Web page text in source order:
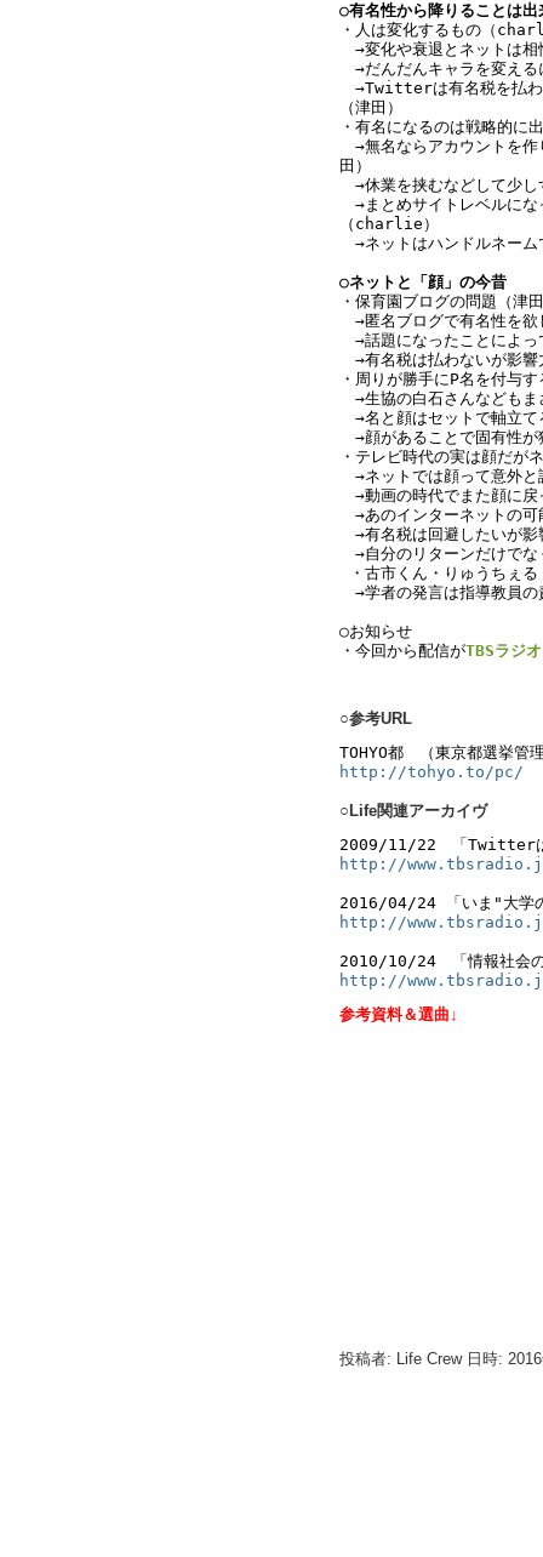
○有名性から降りることは出
・人は変化するもの（
→変化や衰退とネットは
→だんだんキャラを変え
→Twitterは有名税を払わ
（津田）
・有名になるのは戦略的に
→無名ならアカウントを作
田）
→休業を挟むなどして少
→まとめサイトレベルにな
（charlie）
→ネットはハンドルネーム
○ネットと「顔」の今昔
・保育園ブログの問題（津
→匿名ブログで有名性を欲
→話題になったことによ
→有名税は払わないが影響
・周りが勝手にP名を付与
→生協の白石さんなどもま
→名と顔はセットで軸立て
→顔があることで固有性
・テレビ時代の実は顔だ
→ネットでは顔って意外
→動画の時代でまた顔に戻
→あのインターネットの可
→有名税は回避したいが影
→自分のリターンだけで
・ 古市くん・りゅうちぇ
→学者の発言は指導教員
○お知らせ
・今回から配信がTBSラジ
○参考URL
TOHYO都　（東京都選挙管
http://tohyo.to/pc/
○Life関連アーカイヴ
2009/11/22　「Twitter
http://
2016/04/24 「いま"大学
http://
2010/10/24　「情報社会
http://
参考資料＆選曲↓
投稿者: Life Crew 日時: